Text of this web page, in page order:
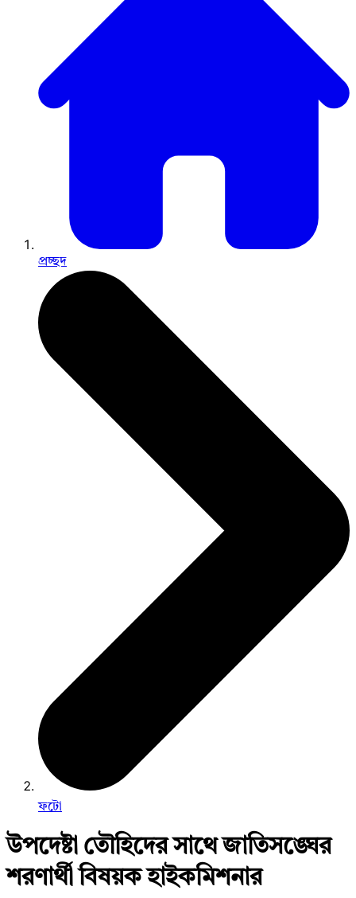
প্রচ্ছদ
ফটো
উপদেষ্টা তৌহিদের সাথে জাতিসঙ্ঘের
শরণার্থী বিষয়ক হাইকমিশনার